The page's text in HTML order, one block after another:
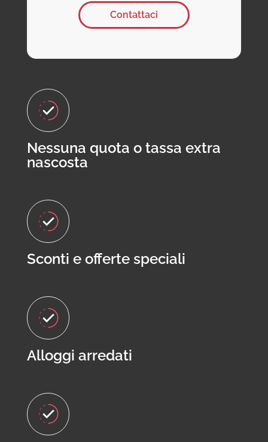
Contattaci
Nessuna quota o tassa extra
nascosta
Sconti e offerte speciali
Alloggi arredati